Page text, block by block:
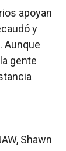
apoyan
y
Aunque
gente
Shawn